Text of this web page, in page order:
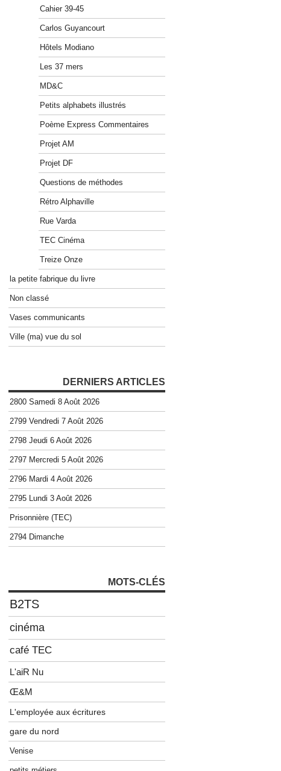
Cahier 39-45
Carlos Guyancourt
Hôtels Modiano
Les 37 mers
MD&C
Petits alphabets illustrés
Poème Express Commentaires
Projet AM
Projet DF
Questions de méthodes
Rétro Alphaville
Rue Varda
TEC Cinéma
Treize Onze
la petite fabrique du livre
Non classé
Vases communicants
Ville (ma) vue du sol
DERNIERS ARTICLES
2800 Samedi 8 Août 2026
2799 Vendredi 7 Août 2026
2798 Jeudi 6 Août 2026
2797 Mercredi 5 Août 2026
2796 Mardi 4 Août 2026
2795 Lundi 3 Août 2026
Prisonnière (TEC)
2794 Dimanche
MOTS-CLÉS
B2TS
cinéma
café TEC
L'aiR Nu
Œ&M
L'employée aux écritures
gare du nord
Venise